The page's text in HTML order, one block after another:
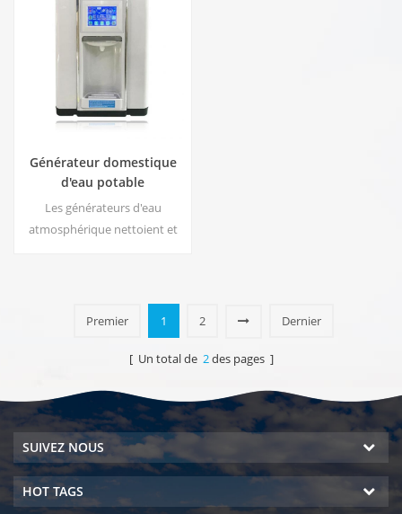
Générateur domestique
d'eau potable
atmosphérique
Les générateurs d'eau
atmosphérique nettoient et
du monde en utilisant g un
procédé de filtration multiple
Premier 1 2 Dernier
[ Un total de 2des pages ]
SUIVEZ NOUS
HOT TAGS